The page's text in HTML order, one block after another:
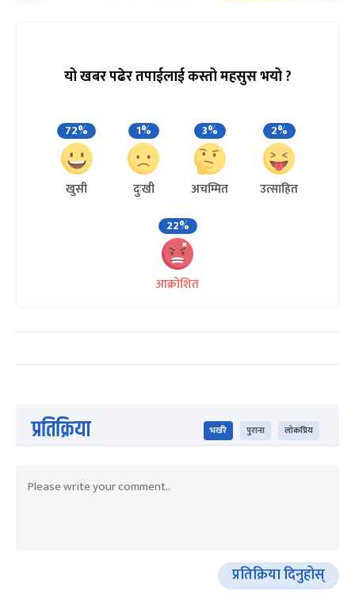
यो खबर पढेर तपाईलाई कस्तो महसुस भयो ?
72%
खुसी
1%
दुःखी
3%
अचम्मित
2%
उत्साहित
22%
आक्रोशित
प्रतिक्रिया भर्खरै पुराना लोकप्रिय
प्रतिक्रिया दिनुहोस्